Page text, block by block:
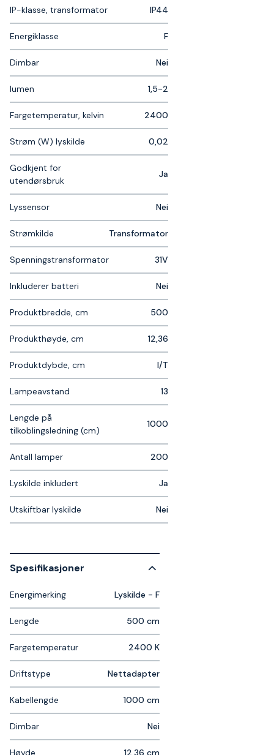
IP-klasse, transformator IP44
Energiklasse F
Dimbar Nei
lumen 1,5-2
Fargetemperatur, kelvin 2400
Strøm (W) lyskilde 0,02
Godkjent for
utendørsbruk
Ja
Lyssensor Nei
Strømkilde Transformator
Spenningstransformator 31V
Inkluderer batteri Nei
Produktbredde, cm 500
Produkthøyde, cm 12,36
Produktdybde, cm I/T
Lampeavstand 13
Lengde på
tilkoblingsledning (cm)
1000
Antall lamper 200
Lyskilde inkludert Ja
Utskiftbar lyskilde Nei
Spesifikasjoner
Energimerking Lyskilde - F
Lengde 500 cm
Fargetemperatur 2400 K
Driftstype Nettadapter
Kabellengde 1000 cm
Dimbar Nei
Høyde 12.36 cm